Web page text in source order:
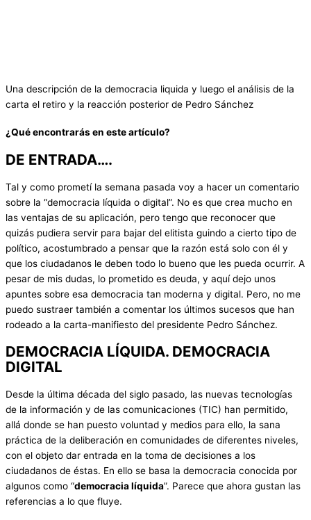
Una descripción de la democracia liquida y luego el análisis de la
carta el retiro y la reacción posterior de Pedro Sánchez
¿Qué encontrarás en este artículo?
DE ENTRADA….
Tal y como prometí la semana pasada voy a hacer un comentario
sobre la “democracia líquida o digital”. No es que crea mucho en
las ventajas de su aplicación, pero tengo que reconocer que
quizás pudiera servir para bajar del elitista guindo a cierto tipo de
político, acostumbrado a pensar que la razón está solo con él y
que los ciudadanos le deben todo lo bueno que les pueda ocurrir. A
pesar de mis dudas, lo prometido es deuda, y aquí dejo unos
apuntes sobre esa democracia tan moderna y digital. Pero, no me
puedo sustraer también a comentar los últimos sucesos que han
rodeado a la carta-manifiesto del presidente Pedro Sánchez.
DEMOCRACIA LÍQUIDA. DEMOCRACIA
DIGITAL
Desde la última década del siglo pasado, las nuevas tecnologías
de la información y de las comunicaciones (TIC) han permitido,
allá donde se han puesto voluntad y medios para ello, la sana
práctica de la deliberación en comunidades de diferentes niveles,
con el objeto dar entrada en la toma de decisiones a los
ciudadanos de éstas. En ello se basa la democracia conocida por
algunos como “democracia líquida”. Parece que ahora gustan las
referencias a lo que fluye.